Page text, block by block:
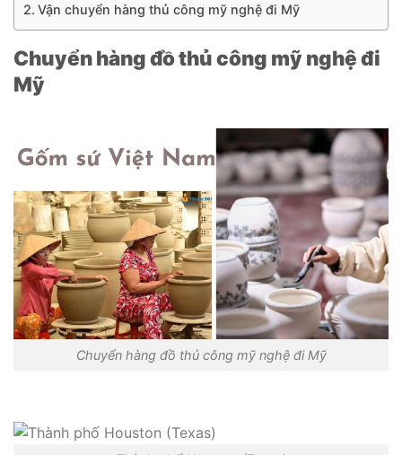
Vận chuyển hàng thủ công mỹ nghệ đi Mỹ
Chuyển hàng đồ thủ công mỹ nghệ đi
Mỹ
Chuyển hàng đồ thủ công mỹ nghệ đi Mỹ